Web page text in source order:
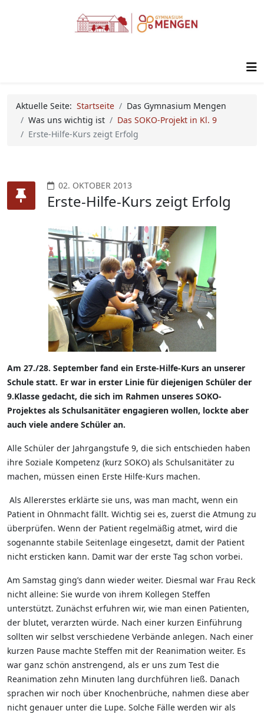
Aktuelle Seite: Startseite
Das Gymnasium Mengen
Was uns wichtig ist
Das SOKO-Projekt in Kl. 9
Erste-Hilfe-Kurs zeigt Erfolg
02. OKTOBER 2013
Erste-Hilfe-Kurs zeigt Erfolg
Am 27./28. September fand ein Erste-Hilfe-Kurs an unserer
Schule statt. Er war in erster Linie für diejenigen Schüler der
9.Klasse gedacht, die sich im Rahmen unseres SOKO-
Projektes als Schulsanitäter engagieren wollen, lockte aber
auch viele andere Schüler an.
Alle Schüler der Jahrgangstufe 9, die sich entschieden haben
ihre Soziale Kompetenz (kurz SOKO) als Schulsanitäter zu
machen, müssen einen Erste Hilfe-Kurs machen.
Als Allererstes erklärte sie uns, was man macht, wenn ein
Patient in Ohnmacht fällt. Wichtig sei es, zuerst die Atmung zu
überprüfen. Wenn der Patient regelmäßig atmet, wird die
sogenannte stabile Seitenlage eingesetzt, damit der Patient
nicht ersticken kann. Damit war der erste Tag schon vorbei.
Am Samstag ging’s dann wieder weiter. Diesmal war Frau Reck
nicht alleine: Sie wurde von ihrem Kollegen Steffen
unterstützt. Zunächst erfuhren wir, wie man einen Patienten,
der blutet, verarzten würde. Nach einer kurzen Einführung
sollten wir selbst verschiedene Verbände anlegen. Nach einer
kurzen Pause machte Steffen mit der Reanimation weiter. Es
war ganz schön anstrengend, als er uns zum Test die
Reanimation zehn Minuten lang durchführen ließ. Danach
sprachen wir noch über Knochenbrüche, nahmen diese aber
nicht genauer unter die Lupe. Solche Fälle werden wir als